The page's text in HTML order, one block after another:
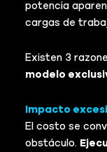
potencia
cargas de
Existen 3
modelo
Impacto
El costo se
obstáculo.